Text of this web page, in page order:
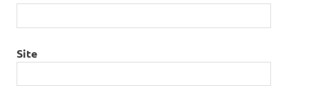
Site